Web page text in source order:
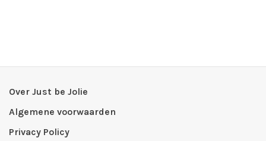
Over Just be Jolie
Algemene voorwaarden
Privacy Policy